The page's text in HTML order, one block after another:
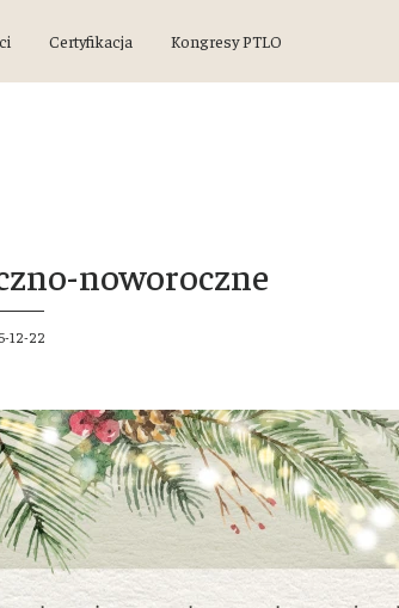
Certyfikacja Kongresy PTLO
noworoczne
12-22